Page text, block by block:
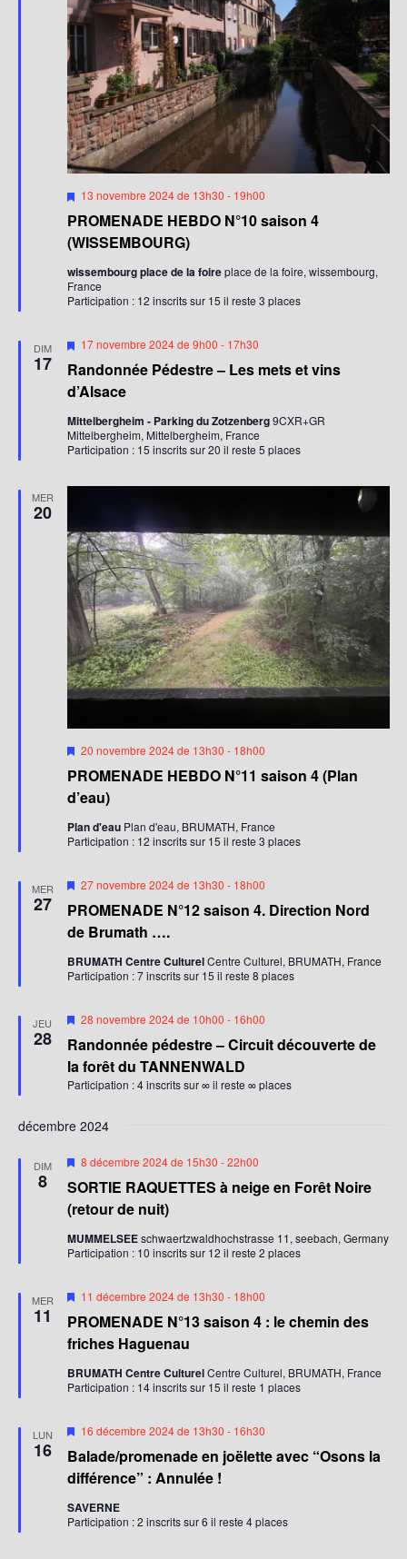
o
n
u
v
m
m
e
n
t
PROMENADE HEBDO N°10 saison 4
(WISSEMBOURG)
M
s
e
n
a
v
a
n
13 novembre 2024 de 13h30 - 19h00
wissembourg place de la foireplace de la foire, wissembourg,
France
Participation : 12 inscrits sur 15 il reste 3 places
DIM
17
Randonnée Pédestre – Les mets et vins
d’Alsace
M
s
e
n
a
v
a
n
17 novembre 2024 de 9h00 - 17h30
Mittelbergheim - Parking du Zotzenberg9CXR+GR
Mittelbergheim, Mittelbergheim, France
Participation : 15 inscrits sur 20 il reste 5 places
MER
20
PROMENADE HEBDO N°11 saison 4 (Plan
d’eau)
M
s
e
n
a
v
a
t
20 novembre 2024 de 13h30 - 18h00
Plan d'eau Plan d'eau, BRUMATH, France
Participation : 12 inscrits sur 15 il reste 3 places
MER
27
PROMENADE N°12 saison 4. Direction Nord
de Brumath ….
M
s
e
n
a
v
a
t
27 novembre 2024 de 13h30 - 18h00
BRUMATH Centre CulturelCentre Culturel, BRUMATH, France
Participation : 7 inscrits sur 15 il reste 8 places
JEU
28
Randonnée pédestre – Circuit découverte de
la forêt du TANNENWALD
M
s
e
n
a
a
n
28 novembre 2024 de 10h00 - 16h00
Participation : 4 inscrits sur ∞ il reste ∞ places
décembre 2024
DIM
8
SORTIE RAQUETTES à neige en Forêt Noire
(retour de nuit)
M
s
e
n
a
v
a
t
8 décembre 2024 de 15h30 -22h00
MUMMELSEEschwaertzwaldhochstrasse 11, seebach, Germany
Participation : 10 inscrits sur 12 il reste 2 places
MER
11
PROMENADE N°13 saison 4 : le chemin des
friches Haguenau
M
s
e
n
a
v
a
t
11 décembre 2024 de 13h30 - 18h00
BRUMATH Centre CulturelCentre Culturel, BRUMATH, France
Participation : 14 inscrits sur 15 il reste 1 places
LUN
16
Balade/promenade en joëlette avec “Osons la
différence” : Annulée !
M
s
e
n
a
v
a
16 décembre 2024 de 13h30 - 16h30
SAVERNE
Participation : 2 inscrits sur 6 il reste 4 places